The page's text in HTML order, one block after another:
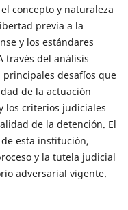
concepto y naturaleza
previa a la
y los estándares
través del análisis
desafíos que
de la actuación
los criterios judiciales
de la detención. El
esta institución,
y la tutela judicial
adversarial vigente.